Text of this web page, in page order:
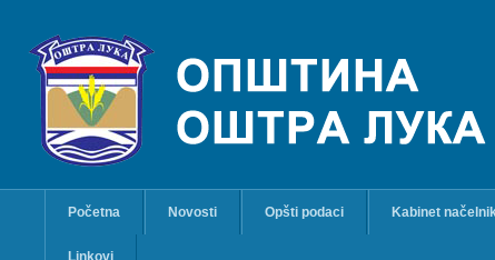
Početna Novosti Opšti podaci Kabinet
Linkovi